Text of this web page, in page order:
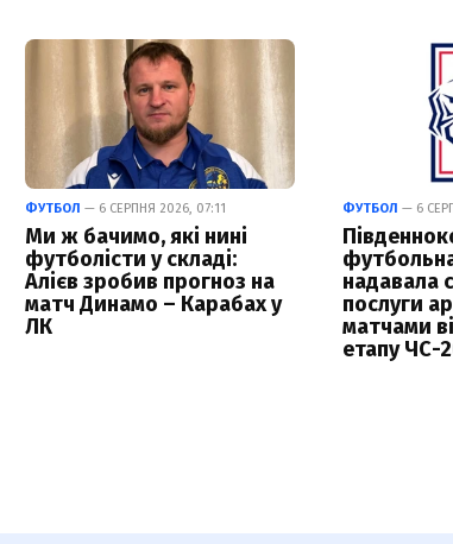
ФУТБОЛ — 6 СЕРПНЯ 2026, 07:11
Ми ж бачимо, які нині
футболісти у складі:
Алієв зробив прогноз на
матч Динамо – Карабах у
ЛК
ФУТБОЛ — 6
надавала
послуги
матчами
етапу ЧС-